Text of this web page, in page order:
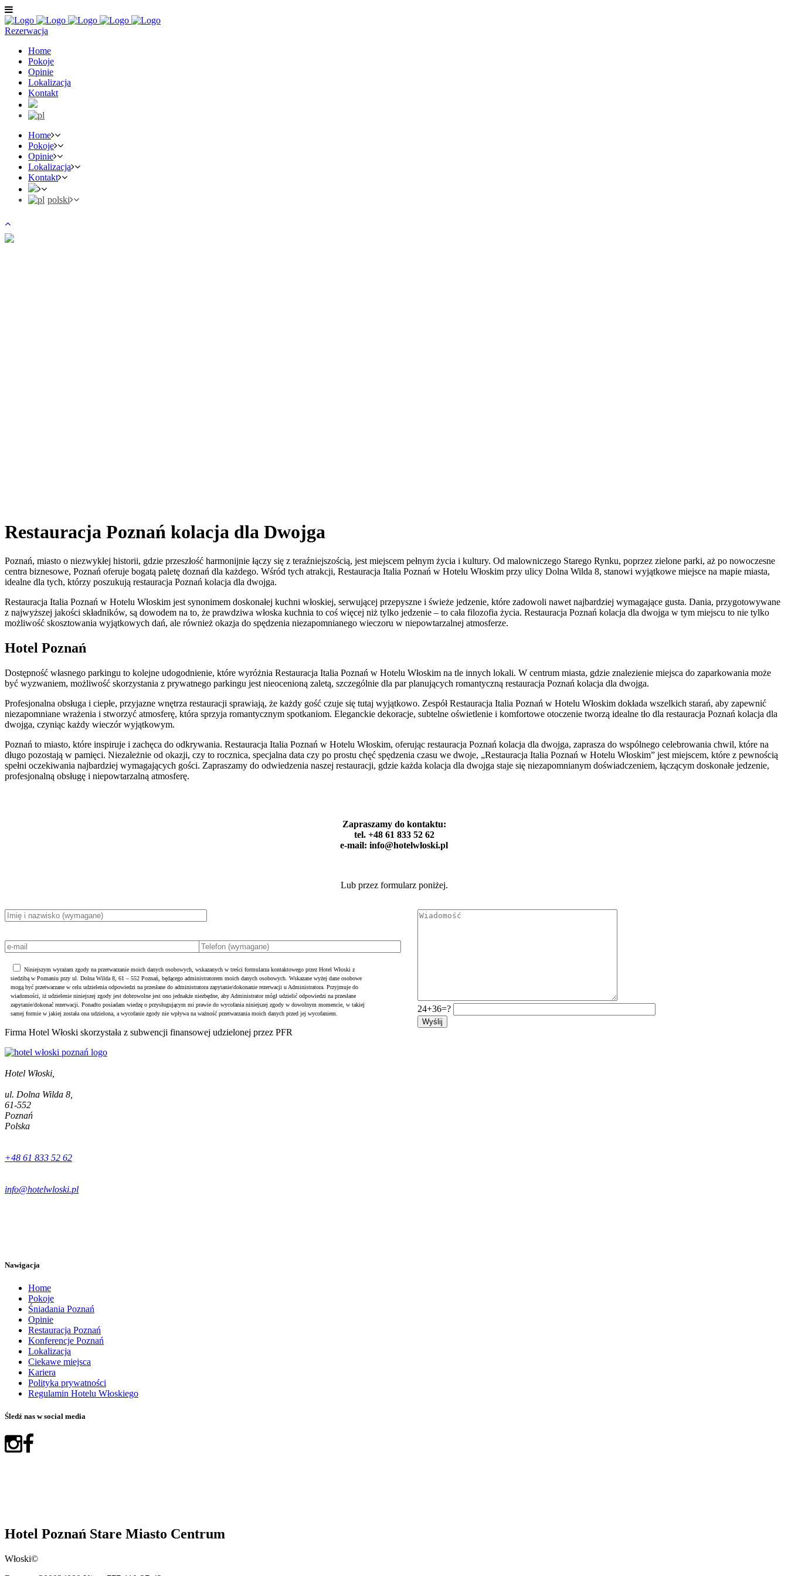
Rezerwacja
Home
Pokoje
Opinie
Lokalizacja
Kontakt
Home
Pokoje
Opinie
Lokalizacja
Kontakt
polski
Restauracja Poznań kolacja dla Dwojga
Poznań, miasto o niezwykłej historii, gdzie przeszłość harmonijnie łączy się z teraźniejszością, jest miejscem pełnym życia i kultury. Od malowniczego Starego Rynku, poprzez zielone parki, aż po nowoczesne
centra biznesowe, Poznań oferuje bogatą paletę doznań dla każdego. Wśród tych atrakcji, Restauracja Italia Poznań w Hotelu Włoskim przy ulicy Dolna Wilda 8, stanowi wyjątkowe miejsce na mapie miasta,
idealne dla tych, którzy poszukują restauracja Poznań kolacja dla dwojga.
Restauracja Italia Poznań w Hotelu Włoskim jest synonimem doskonałej kuchni włoskiej, serwującej przepyszne i świeże jedzenie, które zadowoli nawet najbardziej wymagające gusta. Dania, przygotowywane
z najwyższej jakości składników, są dowodem na to, że prawdziwa włoska kuchnia to coś więcej niż tylko jedzenie – to cała filozofia życia. Restauracja Poznań kolacja dla dwojga w tym miejscu to nie tylko
możliwość skosztowania wyjątkowych dań, ale również okazja do spędzenia niezapomnianego wieczoru w niepowtarzalnej atmosferze.
Hotel Poznań
Dostępność własnego parkingu to kolejne udogodnienie, które wyróżnia Restauracja Italia Poznań w Hotelu Włoskim na tle innych lokali. W centrum miasta, gdzie znalezienie miejsca do zaparkowania może
być wyzwaniem, możliwość skorzystania z prywatnego parkingu jest nieocenioną zaletą, szczególnie dla par planujących romantyczną restauracja Poznań kolacja dla dwojga.
Profesjonalna obsługa i ciepłe, przyjazne wnętrza restauracji sprawiają, że każdy gość czuje się tutaj wyjątkowo. Zespół Restauracja Italia Poznań w Hotelu Włoskim dokłada wszelkich starań, aby zapewnić
niezapomniane wrażenia i stworzyć atmosferę, która sprzyja romantycznym spotkaniom. Eleganckie dekoracje, subtelne oświetlenie i komfortowe otoczenie tworzą idealne tło dla restauracja Poznań kolacja dla
dwojga, czyniąc każdy wieczór wyjątkowym.
Poznań to miasto, które inspiruje i zachęca do odkrywania. Restauracja Italia Poznań w Hotelu Włoskim, oferując restauracja Poznań kolacja dla dwojga, zaprasza do wspólnego celebrowania chwil, które na
długo pozostają w pamięci. Niezależnie od okazji, czy to rocznica, specjalna data czy po prostu chęć spędzenia czasu we dwoje, „Restauracja Italia Poznań w Hotelu Włoskim” jest miejscem, które z pewnością
spełni oczekiwania najbardziej wymagających gości. Zapraszamy do odwiedzenia naszej restauracji, gdzie każda kolacja dla dwojga staje się niezapomnianym doświadczeniem, łączącym doskonałe jedzenie,
profesjonalną obsługę i niepowtarzalną atmosferę.
Zapraszamy do kontaktu:
tel. +48 61 833 52 62
e-mail: info@hotelwloski.pl
Lub przez formularz poniżej.
Niniejszym wyrażam zgody na przetwarzanie moich danych osobowych, wskazanych w treści formularza kontaktowego przez Hotel Włoski z
siedzibą w Poznaniu przy ul. Dolna Wilda 8, 61 – 552 Poznań, będącego administratorem moich danych osobowych. Wskazane wyżej dane osobowe
mogą być przetwarzane w celu udzielenia odpowiedzi na przesłane do administratora zapytanie/dokonanie rezerwacji u Administratora. Przyjmuje do
wiadomości, iż udzielenie niniejszej zgody jest dobrowolne jest ono jednakże niezbędne, aby Administrator mógł udzielić odpowiedzi na przesłane
zapytanie/dokonać rezerwacji. Ponadto posiadam wiedzę o przysługującym mi prawie do wycofania niniejszej zgody w dowolnym momencie, w takiej
samej formie w jakiej została ona udzielona, a wycofanie zgody nie wpływa na ważność przetwarzania moich danych przed jej wycofaniem.
Firma Hotel Włoski skorzystała z subwencji finansowej udzielonej przez PFR
24+36=?
Hotel Włoski,
ul. Dolna Wilda 8,
61-552
Poznań
Polska
+48 61 833 52 62
info@hotelwloski.pl
Nawigacja
Home
Pokoje
Śniadania Poznań
Opinie
Restauracja Poznań
Konferencje Poznań
Lokalizacja
Ciekawe miejsca
Kariera
Polityka prywatności
Regulamin Hotelu Włoskiego
Śledź nas w social media
Hotel Poznań Stare Miasto Centrum
Włoski©